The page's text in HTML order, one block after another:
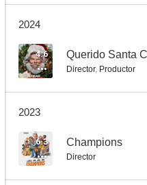
2024
4.6 Querido Santa
Director, Productor
2023
6.3 Champions
Director